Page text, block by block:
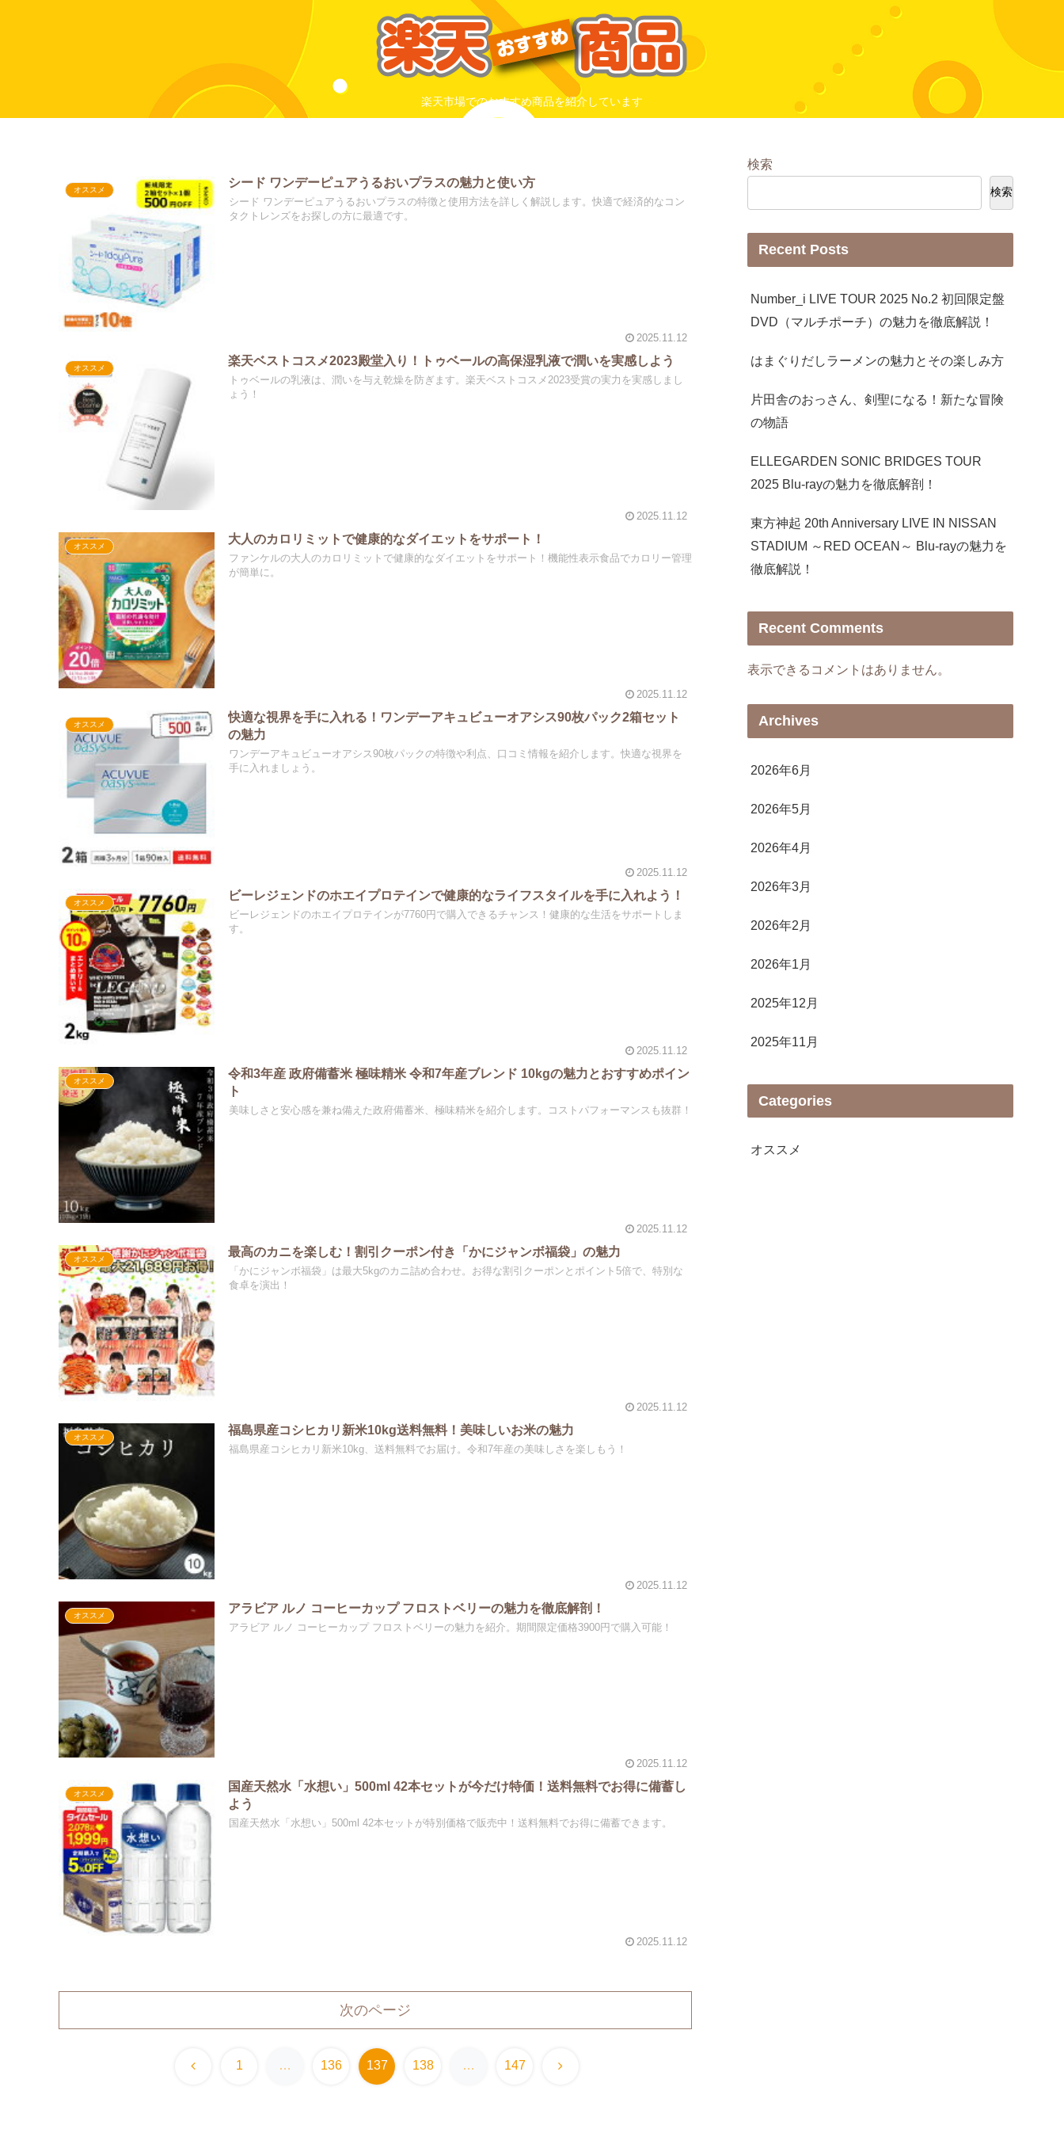
楽天市場でのおすすめ商品を紹介しています
オススメ
シード ワンデーピュアうるおいプラスの魅力と使い方
シード ワンデーピュアうるおいプラスの特徴と使用方法を詳しく解説します。快適で経済的なコン
タクトレンズをお探しの方に最適です。
2025.11.12
オススメ
楽天ベストコスメ2023殿堂入り！トゥベールの高保湿乳液で潤いを実感しよう
トゥベールの乳液は、潤いを与え乾燥を防ぎます。楽天ベストコスメ2023受賞の実力を実感しまし
ょう！
2025.11.12
オススメ
大人のカロリミットで健康的なダイエットをサポート！
ファンケルの大人のカロリミットで健康的なダイエットをサポート！機能性表示食品でカロリー管理
が簡単に。
2025.11.12
オススメ
快適な視界を手に入れる！ワンデーアキュビューオアシス90枚パック2箱セット
の魅力
ワンデーアキュビューオアシス90枚パックの特徴や利点、口コミ情報を紹介します。快適な視界を
手に入れましょう。
2025.11.12
オススメ
ビーレジェンドのホエイプロテインで健康的なライフスタイルを手に入れよう！
ビーレジェンドのホエイプロテインが7760円で購入できるチャンス！健康的な生活をサポートしま
す。
2025.11.12
オススメ
令和3年産 政府備蓄米 極味精米 令和7年産ブレンド 10kgの魅力とおすすめポイン
ト
美味しさと安心感を兼ね備えた政府備蓄米、極味精米を紹介します。コストパフォーマンスも抜群！
2025.11.12
オススメ
最高のカニを楽しむ！割引クーポン付き「かにジャンボ福袋」の魅力
「かにジャンボ福袋」は最大5kgのカニ詰め合わせ。お得な割引クーポンとポイント5倍で、特別な
食卓を演出！
2025.11.12
オススメ
福島県産コシヒカリ新米10kg送料無料！美味しいお米の魅力
福島県産コシヒカリ新米10kg、送料無料でお届け。令和7年産の美味しさを楽しもう！
2025.11.12
オススメ
アラビア ルノ コーヒーカップ フロストベリーの魅力を徹底解剖！
アラビア ルノ コーヒーカップ フロストベリーの魅力を紹介。期間限定価格3900円で購入可能！
2025.11.12
オススメ
国産天然水「水想い」500ml 42本セットが今だけ特価！送料無料でお得に備蓄し
よう
国産天然水「水想い」500ml 42本セットが特別価格で販売中！送料無料でお得に備蓄できます。
2025.11.12
次のページ
前 1 … 136 137 138 … 147 次
検索
検索
Recent Posts
Number_i LIVE TOUR 2025 No.2 初回限定盤
DVD（マルチポーチ）の魅力を徹底解説！
はまぐりだしラーメンの魅力とその楽しみ方
片田舎のおっさん、剣聖になる！新たな冒険
の物語
ELLEGARDEN SONIC BRIDGES TOUR
2025 Blu-rayの魅力を徹底解剖！
東方神起 20th Anniversary LIVE IN NISSAN
STADIUM ～RED OCEAN～ Blu-rayの魅力を
徹底解説！
Recent Comments
表示できるコメントはありません。
Archives
2026年6月
2026年5月
2026年4月
2026年3月
2026年2月
2026年1月
2025年12月
2025年11月
Categories
オススメ